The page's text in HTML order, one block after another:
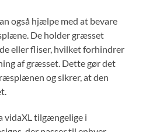
også hjælpe med at bevare
De holder græsset
eller fliser, hvilket forhindrer
af græsset. Dette gør det
og sikrer, at den
vidaXL tilgængelige i